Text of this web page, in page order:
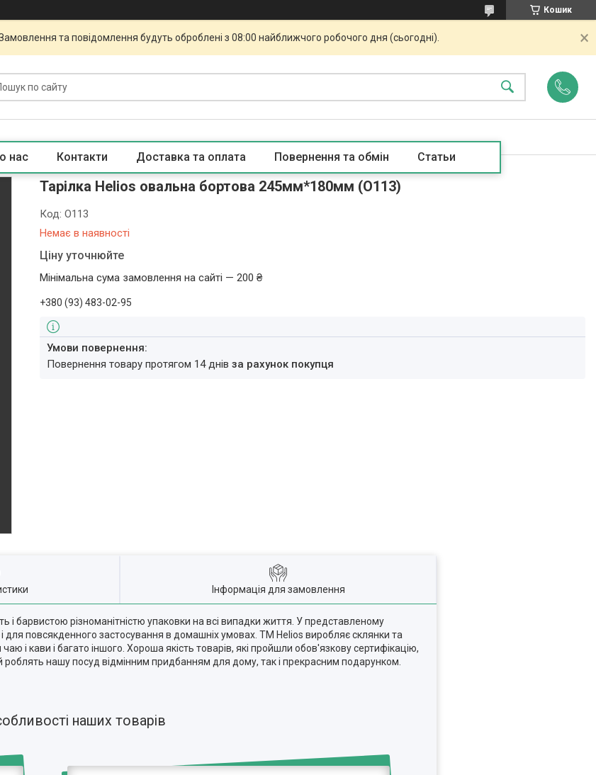
Кошик
та повідомлення будуть оброблені з 08:00 найближчого робочого дня (сьогодні).
нас Контакти Доставка та оплата Повернення та обмін Статьи
Тарілка Helios овальна бортова 245мм*180мм (O113)
Немає в наявності
Код:O113
Ціну уточнюйте
Мінімальна сума замовлення на сайті — 200 ₴
+380 (93) 483-02-95
повернення товару протягом 14 днівза рахунок покупця
Інформація для замовлення
і барвистою різноманітністю упаковки на всі випадки життя. У представленому
і для повсякденного застосування в домашніх умовах. TM Helios виробляє склянки та
і кави і багато іншого. Хороша якість товарів, які пройшли обов'язкову сертифікацію,
нашу посуд відмінним придбанням для дому, так і прекрасним подарунком.
наших товарів